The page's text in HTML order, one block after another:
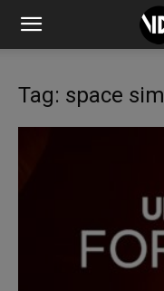
Tag: space sim